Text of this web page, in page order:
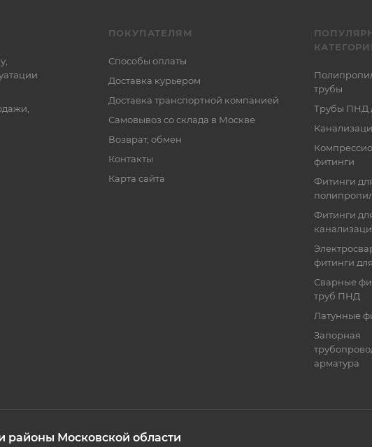
ПОКУПАТЕЛЯМ
Способы оплаты
Доставка курьером
Доставка транспортной компанией
Самовывоз со склада в Москве
Возврат, обмен
Контакты
Карта сайта
трубы
Трубы ПНД
фитинги
Фитинги
Фитинги
фитинги
Сварные
труб ПНД
Латунные
Запорная
арматура
районы Московской области